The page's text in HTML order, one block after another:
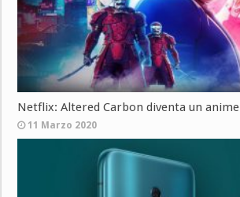
Netflix: Altered Carbon diventa un anime
11 Marzo 2020